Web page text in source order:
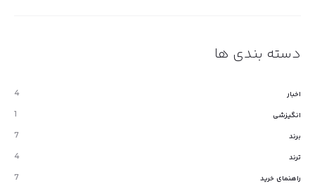
دسته بندی ها
اخبار 4
انگیزشی 1
برند 7
ترند 4
راهنمای خرید 7